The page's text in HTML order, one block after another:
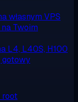
własnym VPS
Twoim
L4, L40S, H100
gotowy
root